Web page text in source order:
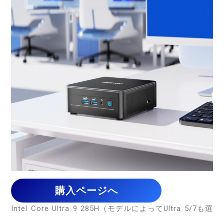
購入ページへ
Intel Core Ultra 9 285H（モデルによってUltra 5/7も選